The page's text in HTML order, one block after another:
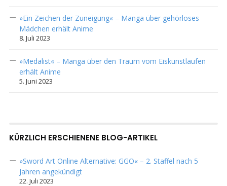
»Ein Zeichen der Zuneigung« – Manga über gehörloses
Mädchen erhält Anime
8. Juli 2023
»Medalist« – Manga über den Traum vom Eiskunstlaufen
erhält Anime
5. Juni 2023
KÜRZLICH ERSCHIENENE BLOG-ARTIKEL
»Sword Art Online Alternative: GGO« – 2. Staffel nach 5
Jahren angekündigt
22. Juli 2023